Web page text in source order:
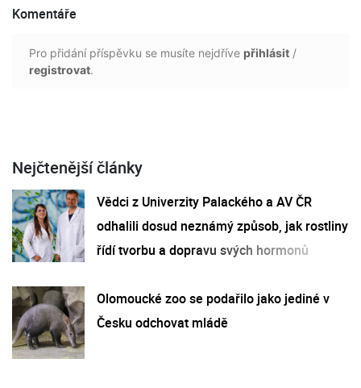
Komentáře
Pro přidání příspěvku se musíte nejdříve přihlásit /
registrovat.
Nejčtenější články
Vědci z Univerzity Palackého a AV ČR
odhalili dosud neznámý způsob, jak rostliny
řídí tvorbu a dopravu svých hormonů
Olomoucké zoo se podařilo jako jediné v
Česku odchovat mládě